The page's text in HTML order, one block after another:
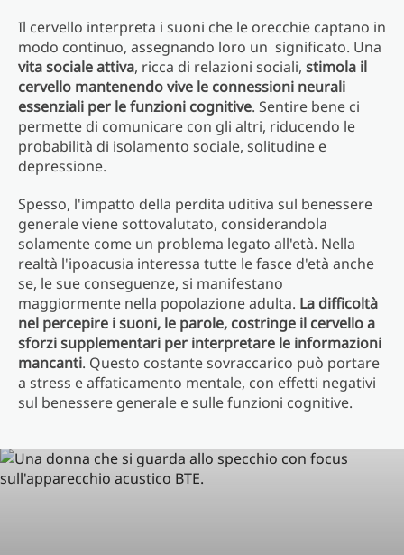
Il cervello interpreta i suoni che le orecchie captano in
modo continuo, assegnando loro un significato. Una
vita sociale attiva, ricca di relazioni sociali, stimola il
cervello mantenendo vive le connessioni neurali
essenziali per le funzioni cognitive. Sentire bene ci
permette di comunicare con gli altri, riducendo le
probabilità di isolamento sociale, solitudine e
depressione.
Spesso, l'impatto della perdita uditiva sul benessere
generale viene sottovalutato, considerandola
solamente come un problema legato all'età. Nella
realtà l'ipoacusia interessa tutte le fasce d'età anche
se, le sue conseguenze, si manifestano
maggiormente nella popolazione adulta. La difficoltà
nel percepire i suoni, le parole, costringe il cervello a
sforzi supplementari per interpretare le informazioni
mancanti. Questo costante sovraccarico può portare
a stress e affaticamento mentale, con effetti negativi
sul benessere generale e sulle funzioni cognitive.